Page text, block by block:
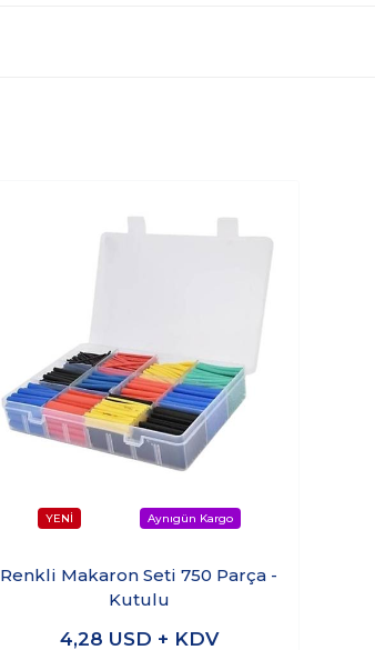
Renkli Makaron Seti 750 Parça -
Kutulu
4,28 USD + KDV